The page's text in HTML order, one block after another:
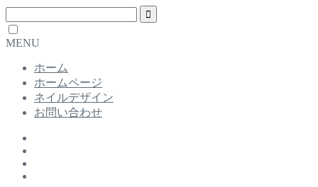
MENU
ホーム
ホームページ
ネイルデザイン
お問い合わせ